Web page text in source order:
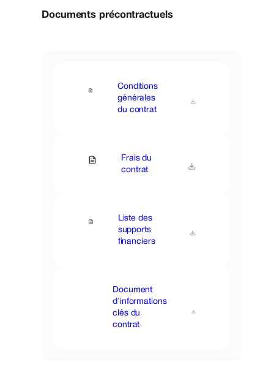
Documents précontractuels
Conditions
générales
du contrat
Frais du
contrat
Liste des
supports
financiers
Document
d’informations
clés du
contrat